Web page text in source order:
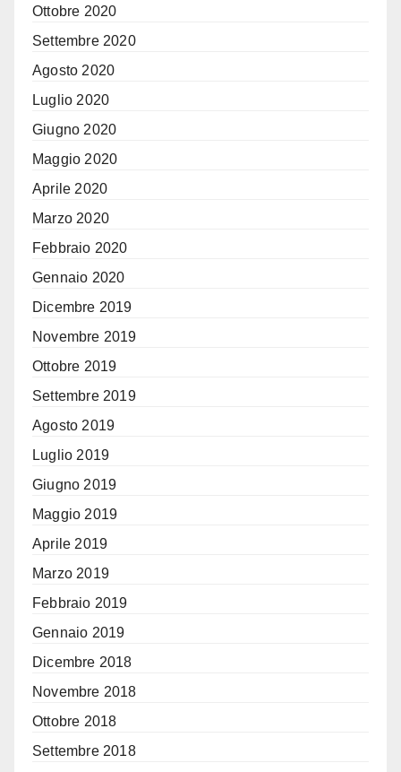
Ottobre 2020
Settembre 2020
Agosto 2020
Luglio 2020
Giugno 2020
Maggio 2020
Aprile 2020
Marzo 2020
Febbraio 2020
Gennaio 2020
Dicembre 2019
Novembre 2019
Ottobre 2019
Settembre 2019
Agosto 2019
Luglio 2019
Giugno 2019
Maggio 2019
Aprile 2019
Marzo 2019
Febbraio 2019
Gennaio 2019
Dicembre 2018
Novembre 2018
Ottobre 2018
Settembre 2018